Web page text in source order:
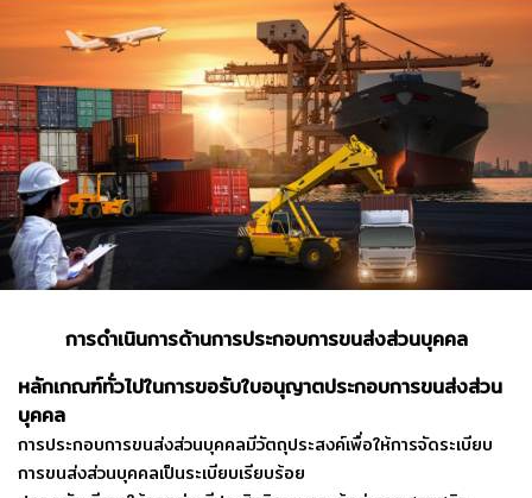
การดำเนินการด้านการประกอบการขนส่งส่วนบุคคล
หลักเกณฑ์ทั่วไปในการขอรับใบอนุญาตประกอบการขนส่งส่วน
บุคคล
การประกอบการขนส่งส่วนบุคคลมีวัตถุประสงค์เพื่อให้การจัดระเบียบ
การขนส่งส่วนบุคคลเป็นระเบียบเรียบร้อย